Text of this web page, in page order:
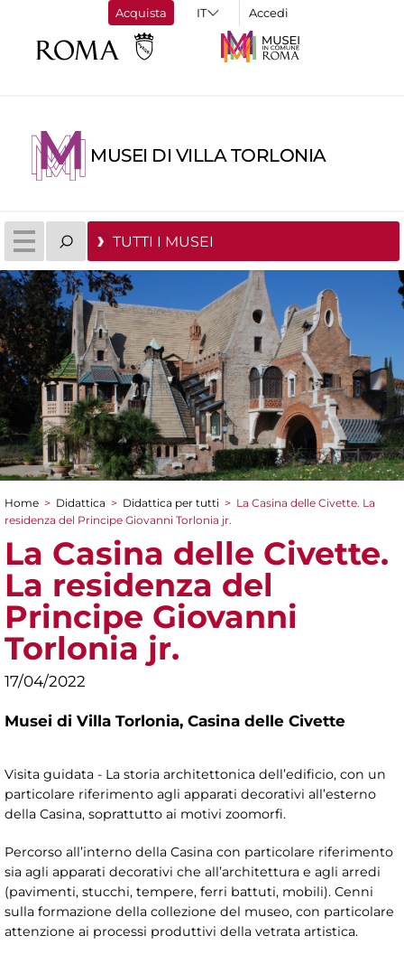
Acquista Accedi
MUSEI DI VILLA TORLONIA
TUTTI I MUSEI
Tu sei qui
Home > Didattica > Didattica per tutti > La Casina delle Civette. La
residenza del Principe Giovanni Torlonia jr.
La Casina delle Civette.
La residenza del
Principe Giovanni
Torlonia jr.
17/04/2022
Musei di Villa Torlonia, Casina delle Civette
Visita guidata - La storia architettonica dell’edificio, con un
particolare riferimento agli apparati decorativi all’esterno
della Casina, soprattutto ai motivi zoomorfi.
Percorso all’interno della Casina con particolare riferimento
sia agli apparati decorativi che all’architettura e agli arredi
(pavimenti, stucchi, tempere, ferri battuti, mobili). Cenni
sulla formazione della collezione del museo, con particolare
attenzione ai processi produttivi della vetrata artistica.